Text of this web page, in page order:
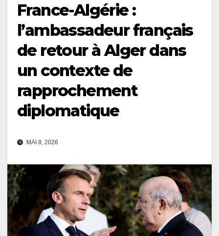
France-Algérie :
l’ambassadeur français
de retour à Alger dans
un contexte de
rapprochement
diplomatique
MAI 8, 2026